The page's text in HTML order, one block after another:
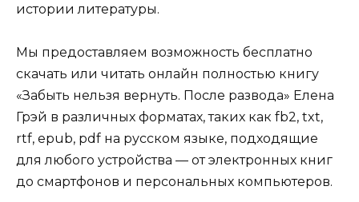
истории литературы.
Мы предоставляем возможность бесплатно
скачать или читать онлайн полностью книгу
«Забыть нельзя вернуть. После развода» Елена
Грэй в различных форматах, таких как fb2, txt,
rtf, epub, pdf на русском языке, подходящие
для любого устройства — от электронных книг
до смартфонов и персональных компьютеров.